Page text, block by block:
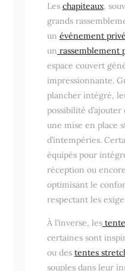
Les chapiteaux,
grands
un événement privé
un rassemblement
espace couvert
impressionnante.
plancher intégré,
possibilité
une mise en place
d’intempéries.
équipés pour
réception ou
optimisant le
respectant les
À l’inverse, les
certaines sont
ou des tentes
souples dans leur